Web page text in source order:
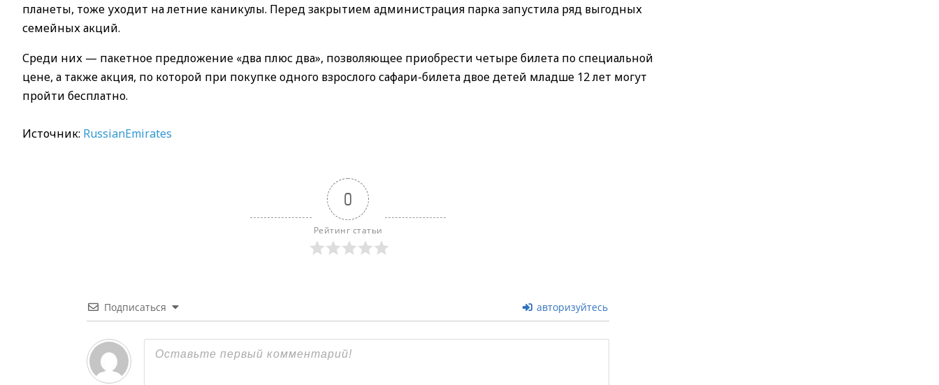
планеты, тоже уходит на летние каникулы. Перед закрытием администрация парка запустила ряд выгодных
семейных акций.
Среди них — пакетное предложение «два плюс два», позволяющее приобрести четыре билета по специальной
цене, а также акция, по которой при покупке одного взрослого сафари-билета двое детей младше 12 лет могут
пройти бесплатно.
Источник: RussianEmirates
0
Рейтинг статьи
Подписаться авторизуйтесь